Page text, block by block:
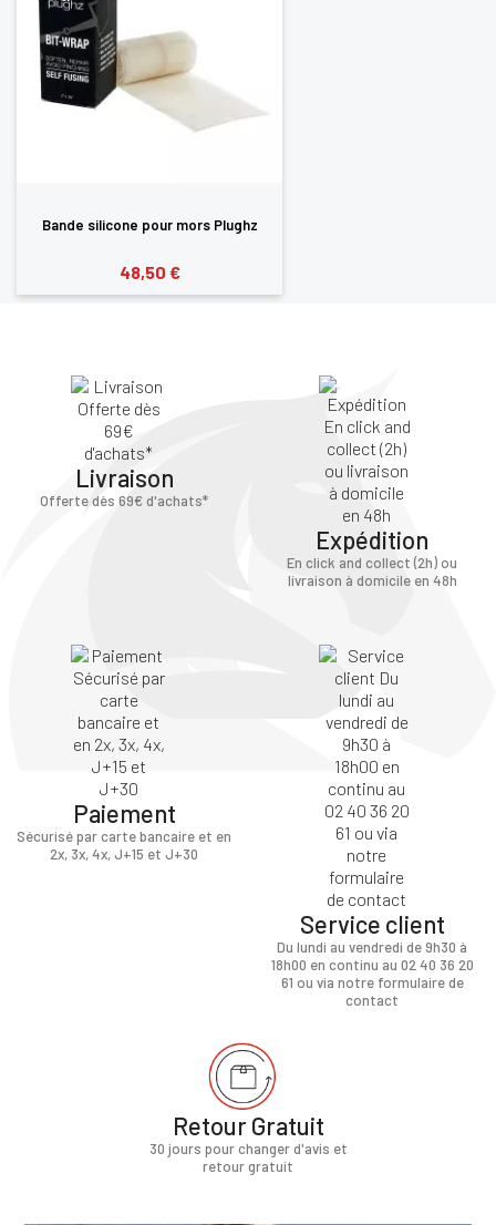
Bande silicone pour mors Plughz
48,50 €
Livraison
Offerte dès 69€ d'achats*
Expédition
En click and collect (2h) ou
livraison à domicile en 48h
Paiement
Sécurisé par carte bancaire et en
2x, 3x, 4x, J+15 et J+30
Service client
Du lundi au vendredi de 9h30 à
18h00 en continu au 02 40 36 20
61 ou via notre formulaire de
contact
Retour Gratuit
30 jours pour changer d'avis et
retour gratuit